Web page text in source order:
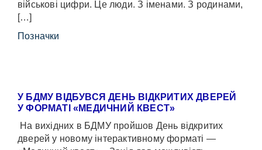
військові цифри. Це люди. З іменами. З родинами,
[…]
Позначки
У БДМУ ВІДБУВСЯ ДЕНЬ ВІДКРИТИХ ДВЕРЕЙ
У ФОРМАТІ «МЕДИЧНИЙ КВЕСТ»
На вихідних в БДМУ пройшов День відкритих
дверей у новому інтерактивному форматі —